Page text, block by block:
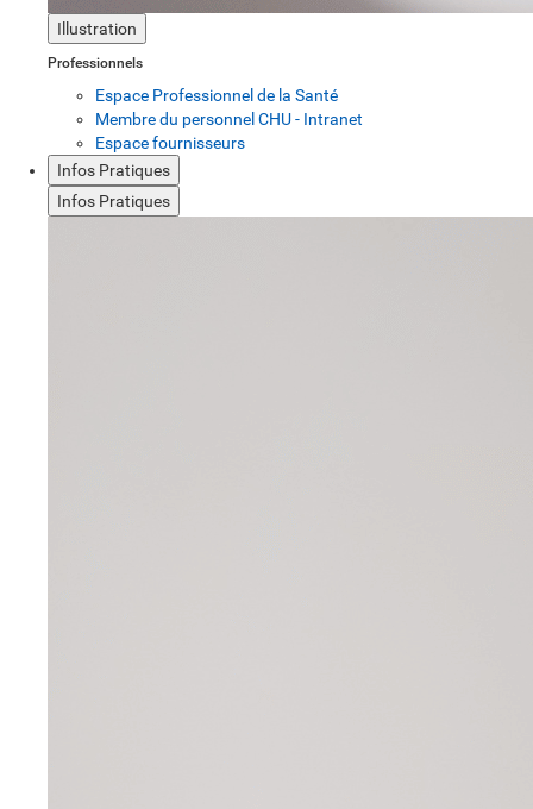
Illustration
Professionnels
Espace Professionnel de la Santé
Membre du personnel CHU - Intranet
Espace fournisseurs
Infos Pratiques
Infos Pratiques